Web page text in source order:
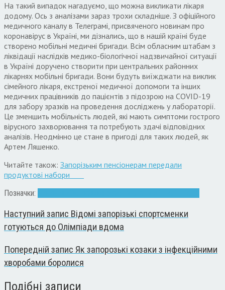
На такий випадок нагадуємо, що можна викликати лікаря
додому. Ось з аналізами зараз трохи складніше. З офіційного
медичного каналу в Телеграмі, присвяченого новинам про
коронавірус в Україні, ми дізнались, що в нашій країні буде
створено мобільні медичні бригади. Всім обласним штабам з
ліквідації наслідків медико-біологічної надзвичайної ситуації
в Україні доручено створити при центральних районних
лікарнях мобільні бригади. Вони будуть виїжджати на виклик
сімейного лікаря, екстреної медичної допомоги та інших
медичних працівників до пацієнтів з підозрою на COVID-19
для забору зразків на проведення досліджень у лабораторії.
Це зменшить мобільність людей, які мають симптоми гострого
вірусного захворювання та потребують здачі відповідних
аналізів. Неодмінно це стане в пригоді для таких людей, як
Артем Ляшенко.
Читайте також: Запорізьким пенсіонерам передали
продуктові набори
Позначки:
Наступний запис Відомі запорізькі спортсменки
готуються до Олімпіади вдома
Попередній запис Як запорозькі козаки з інфекційними
хворобами боролися
Подібні записи